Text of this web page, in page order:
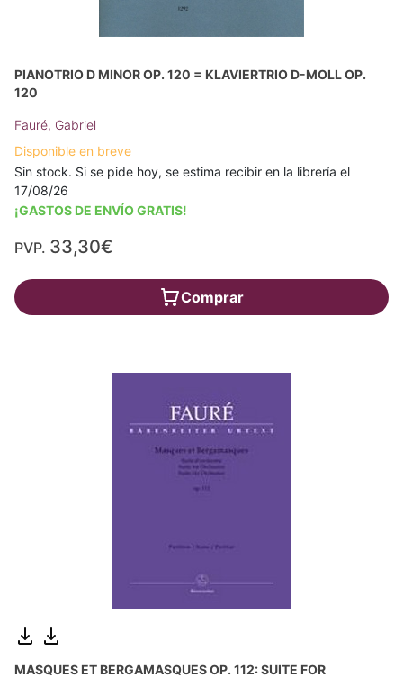
PIANOTRIO D MINOR OP. 120 = KLAVIERTRIO D-MOLL OP.
120
Fauré, Gabriel
Disponible en breve
Sin stock. Si se pide hoy, se estima recibir en la librería el
17/08/26
¡GASTOS DE ENVÍO GRATIS!
PVP. 33,30€
Comprar
MASQUES ET BERGAMASQUES OP. 112: SUITE FOR